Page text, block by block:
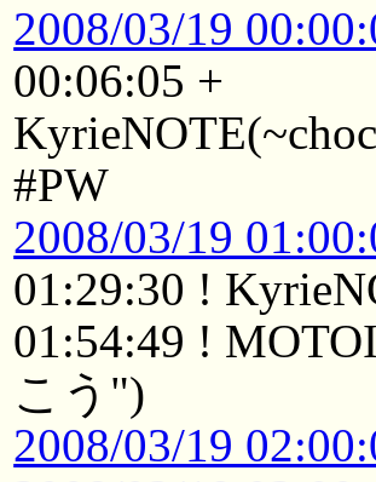
2008/03/19
00:06:05 +
#PW
2008/03/19
01:29:30 !
01:54:49 !
こう")
2008/03/19